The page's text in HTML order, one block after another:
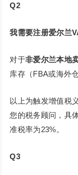
Q2
我需要注册爱尔兰
对于非爱尔兰本地
库存（FBA或海外
以上为触发增值税
您的税务顾问，具
准税率为23%。
Q3